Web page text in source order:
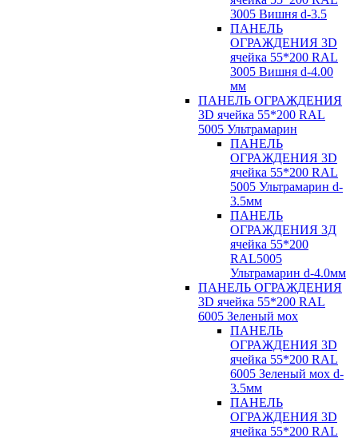
3005 Вишня d-3.5
ПАНЕЛЬ
ОГРАЖДЕНИЯ 3D
ячейка 55*200 RAL
3005 Вишня d-4.00
мм
ПАНЕЛЬ ОГРАЖДЕНИЯ
3D ячейка 55*200 RAL
5005 Ультрамарин
ПАНЕЛЬ
ОГРАЖДЕНИЯ 3D
ячейка 55*200 RAL
5005 Ультрамарин d-
3.5мм
ПАНЕЛЬ
ОГРАЖДЕНИЯ 3Д
ячейка 55*200
RAL5005
Ультрамарин d-4.0мм
ПАНЕЛЬ ОГРАЖДЕНИЯ
3D ячейка 55*200 RAL
6005 Зеленый мох
ПАНЕЛЬ
ОГРАЖДЕНИЯ 3D
ячейка 55*200 RAL
6005 Зеленый мох d-
3.5мм
ПАНЕЛЬ
ОГРАЖДЕНИЯ 3D
ячейка 55*200 RAL